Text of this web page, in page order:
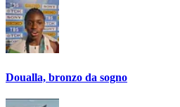
Doualla, bronzo da sogno